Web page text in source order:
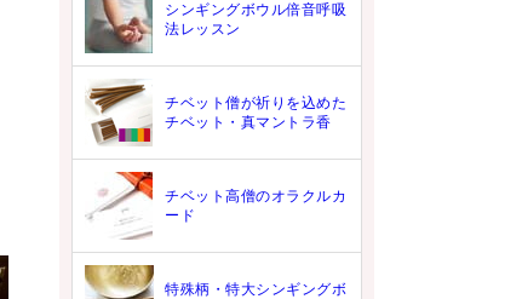
シンギングボウル倍音呼吸
法レッスン
チベット僧が祈りを込めた
チベット・真マントラ香
チベット高僧のオラクルカ
ード
特殊柄・特大シンギングボ